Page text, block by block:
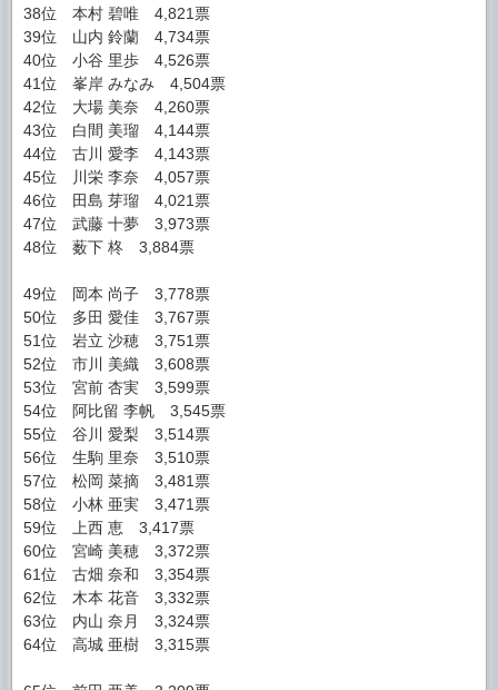
38位 本村 碧唯 4,821票
39位 山内 鈴蘭 4,734票
40位 小谷 里歩 4,526票
41位 峯岸 みなみ 4,504票
42位 大場 美奈 4,260票
43位 白間 美瑠 4,144票
44位 古川 愛李 4,143票
45位 川栄 李奈 4,057票
46位 田島 芽瑠 4,021票
47位 武藤 十夢 3,973票
48位 薮下 柊 3,884票
49位 岡本 尚子 3,778票
50位 多田 愛佳 3,767票
51位 岩立 沙穂 3,751票
52位 市川 美織 3,608票
53位 宮前 杏実 3,599票
54位 阿比留 李帆 3,545票
55位 谷川 愛梨 3,514票
56位 生駒 里奈 3,510票
57位 松岡 菜摘 3,481票
58位 小林 亜実 3,471票
59位 上西 恵 3,417票
60位 宮崎 美穂 3,372票
61位 古畑 奈和 3,354票
62位 木本 花音 3,332票
63位 内山 奈月 3,324票
64位 高城 亜樹 3,315票